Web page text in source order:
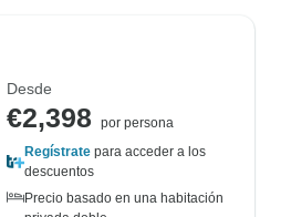
Desde
€2,398
por persona
Regístrate para acceder a los
descuentos
Precio basado en una habitación